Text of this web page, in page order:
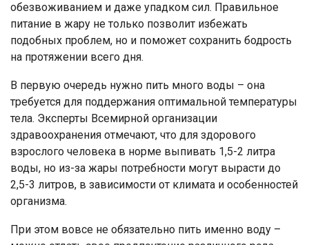
обезвоживанием и даже упадком сил. Правильное
питание в жару не только позволит избежать
подобных проблем, но и поможет сохранить бодрость
на протяжении всего дня.
В первую очередь нужно пить много воды – она
требуется для поддержания оптимальной температуры
тела. Эксперты Всемирной организации
здравоохранения отмечают, что для здорового
взрослого человека в норме выпивать 1,5-2 литра
воды, но из-за жары потребности могут вырасти до
2,5-3 литров, в зависимости от климата и особенностей
организма.
При этом вовсе не обязательно пить именно воду –